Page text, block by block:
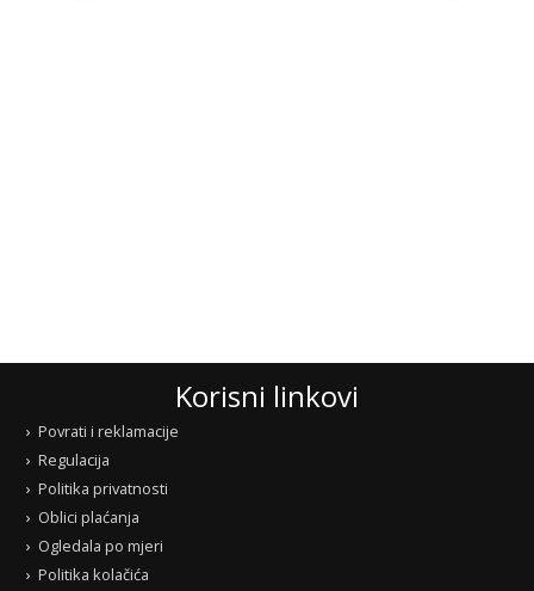
Korisni linkovi
Povrati i reklamacije
Regulacija
Politika privatnosti
Oblici plaćanja
Ogledala po mjeri
Politika kolačića